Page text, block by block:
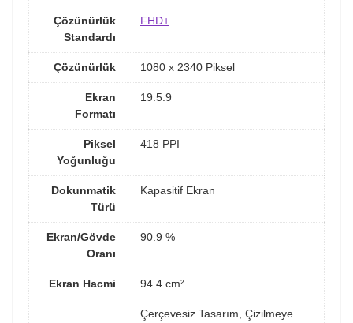
Çözünürlük
Standardı
FHD+
Çözünürlük 1080 x 2340 Piksel
Ekran
Formatı
19:5:9
Piksel
Yoğunluğu
418 PPI
Dokunmatik
Türü
Kapasitif Ekran
Ekran/Gövde
Oranı
90.9 %
Ekran Hacmi 94.4 cm²
Çerçevesiz Tasarım, Çizilmeye